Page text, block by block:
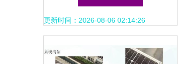
更新时间：2026-08-06 02:14:26